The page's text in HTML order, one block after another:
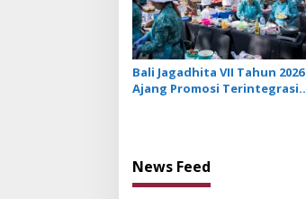
Bali Jagadhita VII Tahun 2026
Ajang Promosi Terintegrasi
News Feed